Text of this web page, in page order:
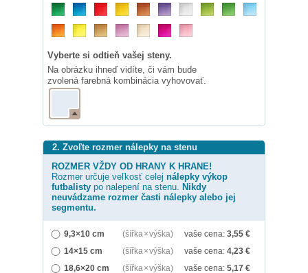
Vyberte si odtieň vašej steny.
Na obrázku ihneď vidíte, či vám bude
zvolená farebná kombinácia vyhovovať.
2. Zvoľte rozmer nálepky na stenu
ROZMER VŽDY OD HRANY K HRANE!
Rozmer určuje veľkosť celej nálepky výkop
futbalisty po nalepení na stenu. Nikdy
neuvádzame rozmer časti nálepky alebo jej
segmentu.
9,3×10 cm (šířka × výška) vaše cena: 3,55 €
14×15 cm
(šířka × výška) vaše cena: 4,23 €
18,6×20 cm
(šířka × výška) vaše cena: 5,17 €